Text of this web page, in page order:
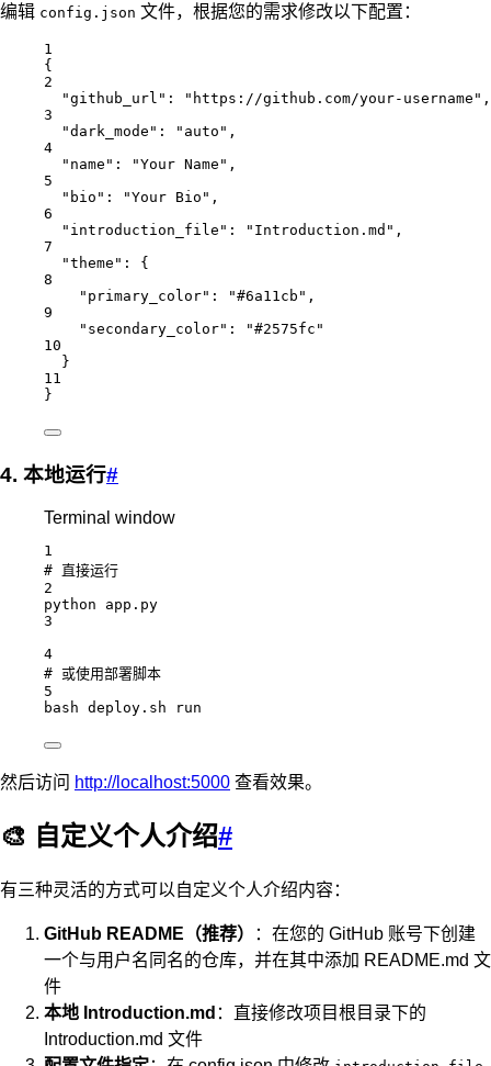
编辑 config.json 文件，根据您的需求修改以下配置：
1
{
2
"github_url" : "https://github.com/your-username" ,
3
"dark_mode" : "auto" ,
4
"name" : "Your Name" ,
5
"bio" : "Your Bio" ,
6
"introduction_file" : "Introduction.md" ,
7
"theme" : {
8
"primary_color" : "#6a11cb" ,
9
"secondary_color" :
"#2575fc"
10
}
11
}
4. 本地运行#
Terminal window
1
# 直接运行
2
python
app.py
3
4
# 或使用部署脚本
5
bash deploy.sh run
然后访问 http://localhost:5000 查看效果。
🎨 自定义个人介绍#
有三种灵活的方式可以自定义个人介绍内容：
GitHub README（推荐）
：在您的 GitHub 账号下创建
一个与用户名同名的仓库，并在其中添加 README.md 文
件
本地 Introduction.md ：直接修改项目根目录下的
Introduction.md 文件